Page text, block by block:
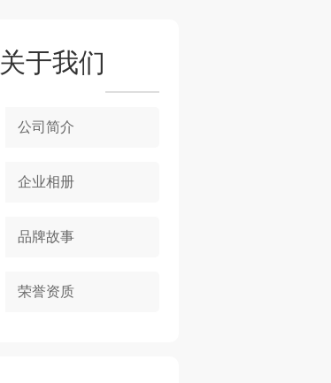
关于我们
公司简介
企业相册
品牌故事
荣誉资质